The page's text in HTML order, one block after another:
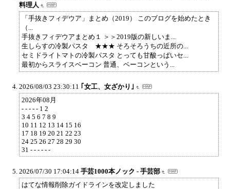
料理人
「手抜きフィデウア」まとめ（2019） このブログを始めたとき
（...
手抜きフィデウアまとめ１ ＞＞2019版の新しいま...
生しらすの冷製パスタ ★★★ そろそろうちの近所の...
セミドライトマトの冷製パスタ とっても甘酸っぱいセ...
最初からスライスベーコン 普通、ベーコンという...
2026/08/03 23:30:11
｢女工、女ざかり｣
2026年08月
- - - - - 1 2
3 4 5 6 7 8 9
10 11 12 13 14 15 16
17 18 19 20 21 22 23
24 25 26 27 28 29 30
31 - - - - - -
2026/07/30 17:04:14 手芸1000本ノック - 手芸部
はてな情報削除ガイドラインを改定しました